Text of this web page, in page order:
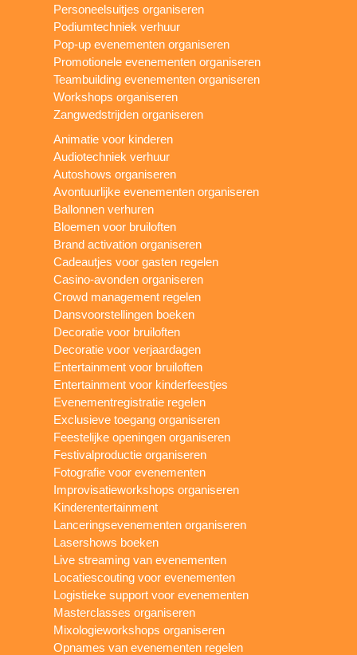
Personeelsuitjes organiseren
Podiumtechniek verhuur
Pop-up evenementen organiseren
Promotionele evenementen organiseren
Teambuilding evenementen organiseren
Workshops organiseren
Zangwedstrijden organiseren
Animatie voor kinderen
Audiotechniek verhuur
Autoshows organiseren
Avontuurlijke evenementen organiseren
Ballonnen verhuren
Bloemen voor bruiloften
Brand activation organiseren
Cadeautjes voor gasten regelen
Casino-avonden organiseren
Crowd management regelen
Dansvoorstellingen boeken
Decoratie voor bruiloften
Decoratie voor verjaardagen
Entertainment voor bruiloften
Entertainment voor kinderfeestjes
Evenementregistratie regelen
Exclusieve toegang organiseren
Feestelijke openingen organiseren
Festivalproductie organiseren
Fotografie voor evenementen
Improvisatieworkshops organiseren
Kinderentertainment
Lanceringsevenementen organiseren
Lasershows boeken
Live streaming van evenementen
Locatiescouting voor evenementen
Logistieke support voor evenementen
Masterclasses organiseren
Mixologieworkshops organiseren
Opnames van evenementen regelen